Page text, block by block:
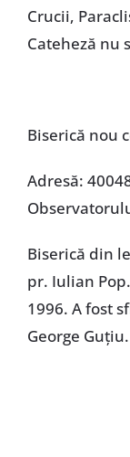
Crucii,
Cateheză nu
Biserică nou
Adresă:
Biserică din
pr. Iulian
1996. A fost
George Guțiu.